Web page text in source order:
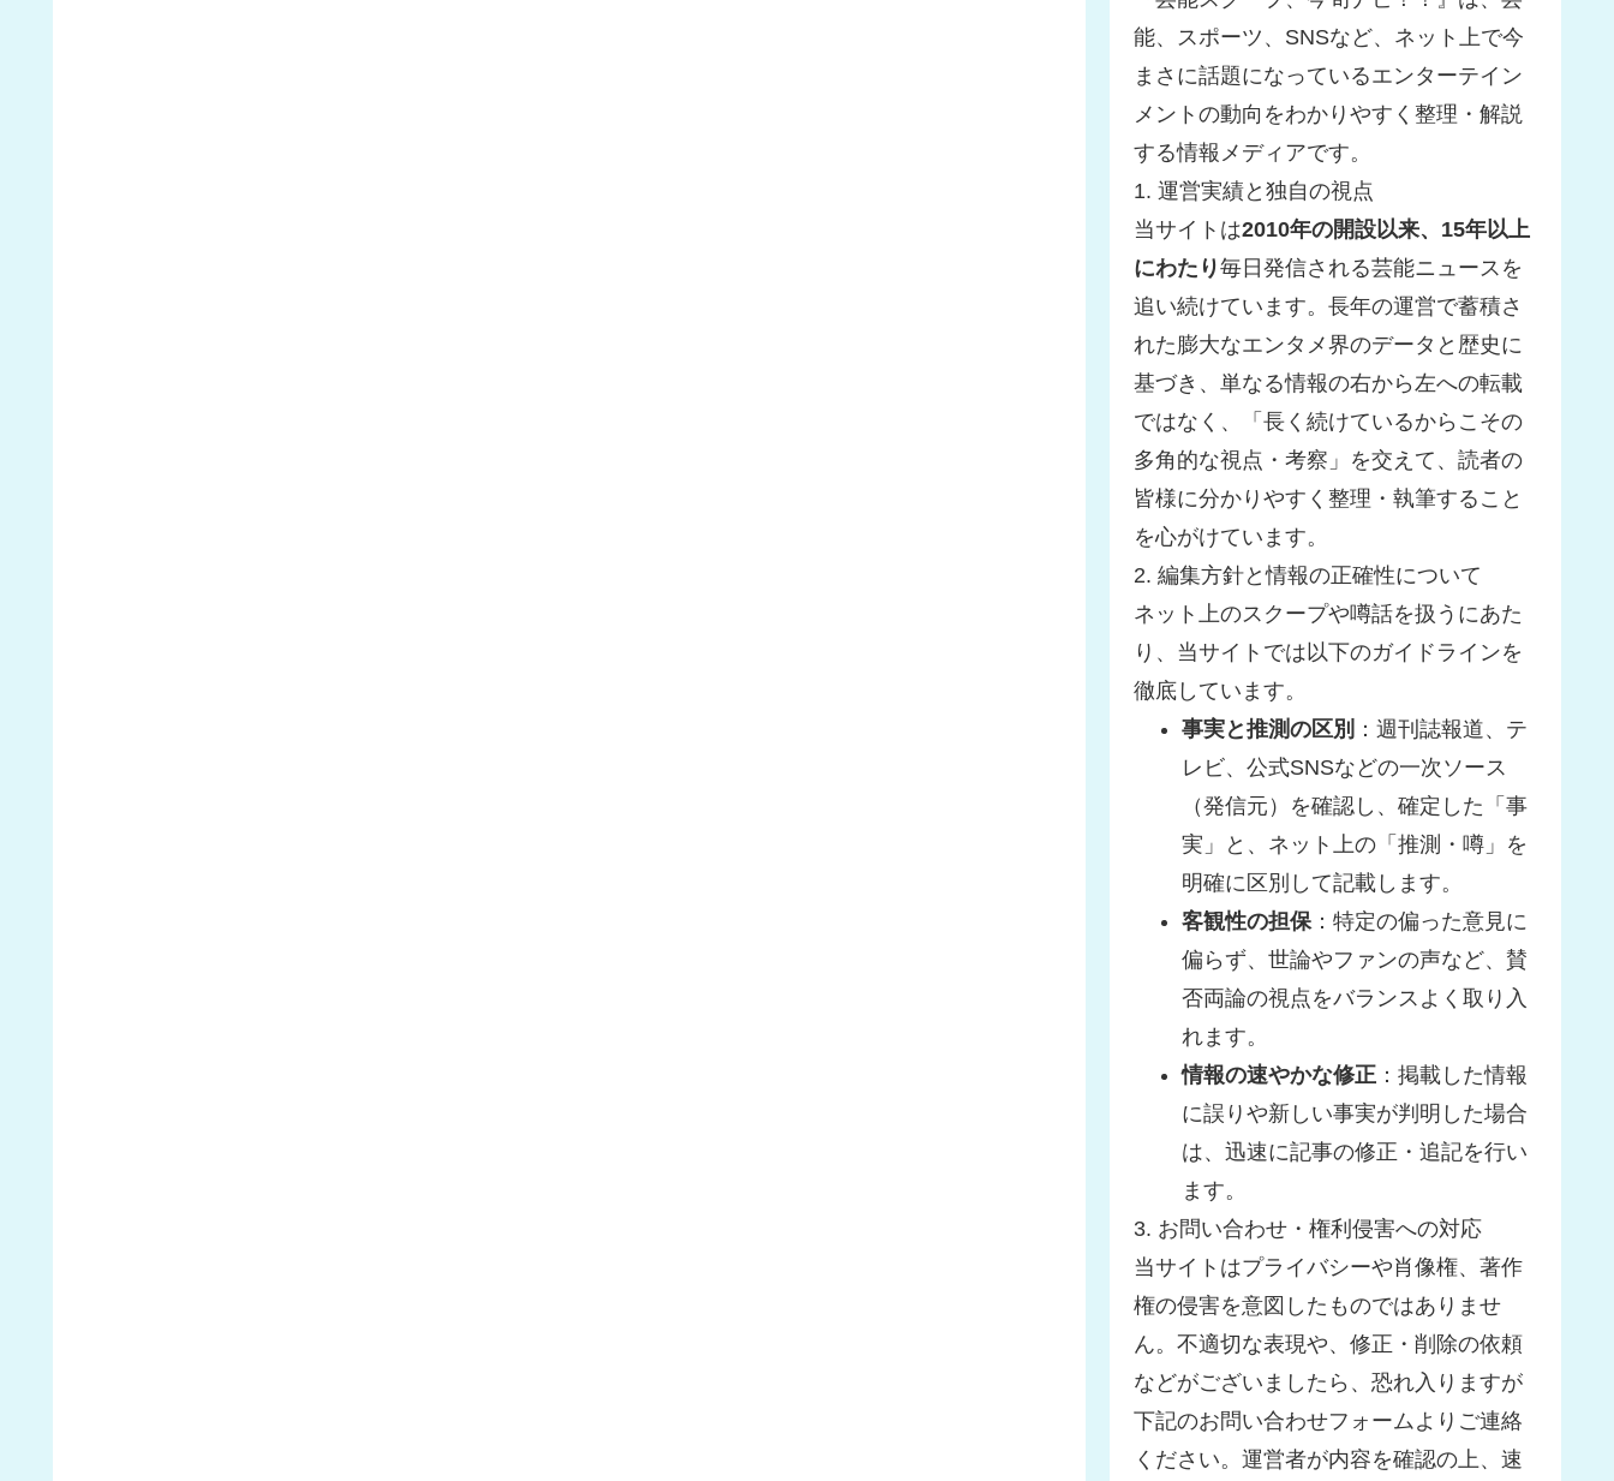
能、スポーツ、SNSなど、ネット上で今
まさに話題になっているエンターテイン
メントの動向をわかりやすく整理・解説
する情報メディアです。
1. 運営実績と独自の視点
当サイトは2010年の開設以来、15年以上
にわたり毎日発信される芸能ニュースを
追い続けています。長年の運営で蓄積さ
れた膨大なエンタメ界のデータと歴史に
基づき、単なる情報の右から左への転載
ではなく、「長く続けているからこその
多角的な視点・考察」を交えて、読者の
皆様に分かりやすく整理・執筆すること
を心がけています。
2. 編集方針と情報の正確性について
ネット上のスクープや噂話を扱うにあた
り、当サイトでは以下のガイドラインを
徹底しています。
事実と推測の区別 ：週刊誌報道、テ
レビ、公式SNSなどの一次ソース
（発信元）を確認し、確定した「事
実」と、ネット上の「推測・噂」を
明確に区別して記載します。
客観性の担保 ：特定の偏った意見に
偏らず、世論やファンの声など、賛
否両論の視点をバランスよく取り入
れます。
情報の速やかな修正 ：掲載した情報
に誤りや新しい事実が判明した場合
は、迅速に記事の修正・追記を行い
ます。
3. お問い合わせ・権利侵害への対応
当サイトはプライバシーや肖像権、著作
権の侵害を意図したものではありませ
ん。不適切な表現や、修正・削除の依頼
などがございましたら、恐れ入りますが
下記のお問い合わせフォームよりご連絡
ください。運営者が内容を確認の上、速